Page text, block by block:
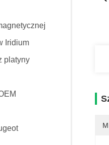
Iridium
platyny